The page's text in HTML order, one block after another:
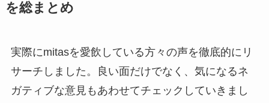
を総まとめ
実際にmitasを愛飲している方々の声を徹底的にリ
サーチしました。良い面だけでなく、気になるネ
ガティブな意見もあわせてチェックしていきまし